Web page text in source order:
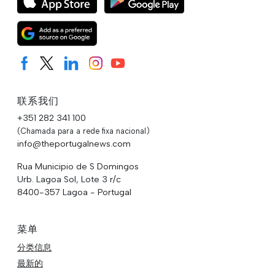
联系我们
+351 282 341 100
(Chamada para a rede fixa nacional)
info@theportugalnews.com
Rua Municipio de S Domingos
Urb. Lagoa Sol, Lote 3 r/c
8400-357 Lagoa - Portugal
菜单
分类信息
最新的